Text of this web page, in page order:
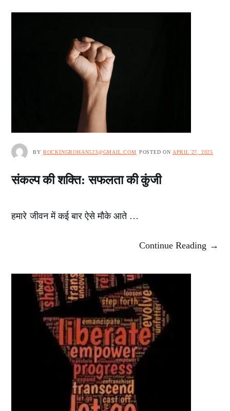
BY ROCKINGROHAN523@GMAIL.COM POSTED ON APRIL 27, 2025
संकल्प की शक्ति: सफलता की कुंजी
हमारे जीवन में कई बार ऐसे मौके आते …
Continue Reading →